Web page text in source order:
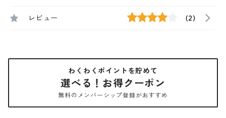
レビュー (2)
わくわくポイントを貯めて
選べる！お得クーポン
無料のメンバーシップ登録がおすすめ